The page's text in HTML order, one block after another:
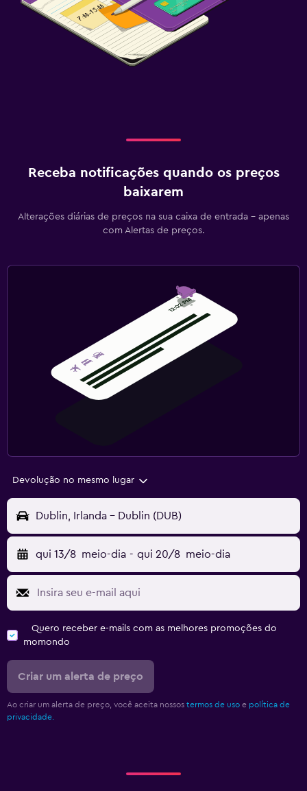
Receba notificações quando os preços
baixarem
Alterações diárias de preços na sua caixa de entrada - apenas
com Alertas de preços.
Devolução no mesmo lugar
Dublin, Irlanda - Dublin (DUB)
qui 13/8 meio-dia - qui 20/8 meio-dia
Quero receber e-mails com as melhores promoções do
momondo
Criar um alerta de preço
Ao criar um alerta de preço, você aceita nossos termos de uso e política de
privacidade.